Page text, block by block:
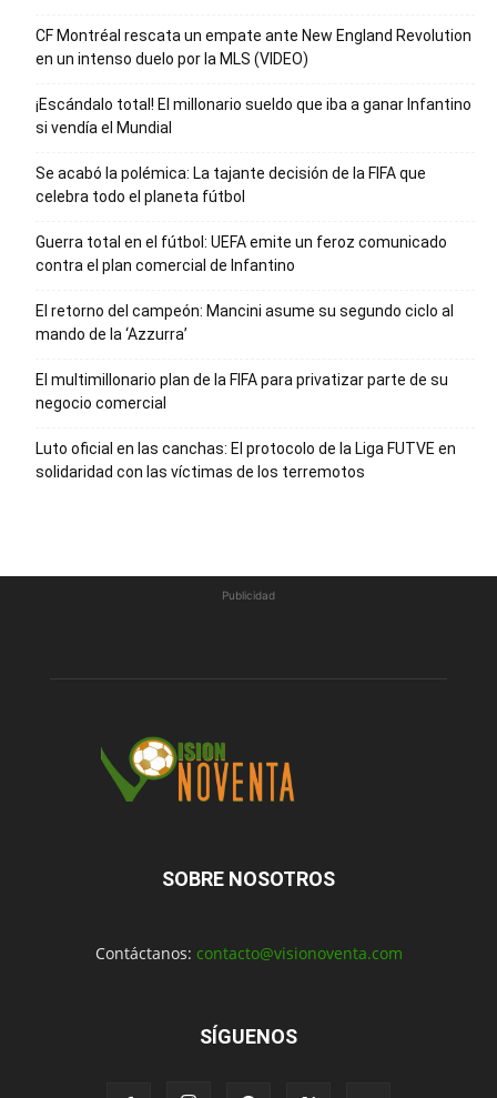
CF Montréal rescata un empate ante New England Revolution
en un intenso duelo por la MLS (VIDEO)
¡Escándalo total! El millonario sueldo que iba a ganar Infantino
si vendía el Mundial
Se acabó la polémica: La tajante decisión de la FIFA que
celebra todo el planeta fútbol
Guerra total en el fútbol: UEFA emite un feroz comunicado
contra el plan comercial de Infantino
El retorno del campeón: Mancini asume su segundo ciclo al
mando de la ‘Azzurra’
El multimillonario plan de la FIFA para privatizar parte de su
negocio comercial
Luto oficial en las canchas: El protocolo de la Liga FUTVE en
solidaridad con las víctimas de los terremotos
Publicidad
SOBRE NOSOTROS
Contáctanos: contacto@visionoventa.com
SÍGUENOS